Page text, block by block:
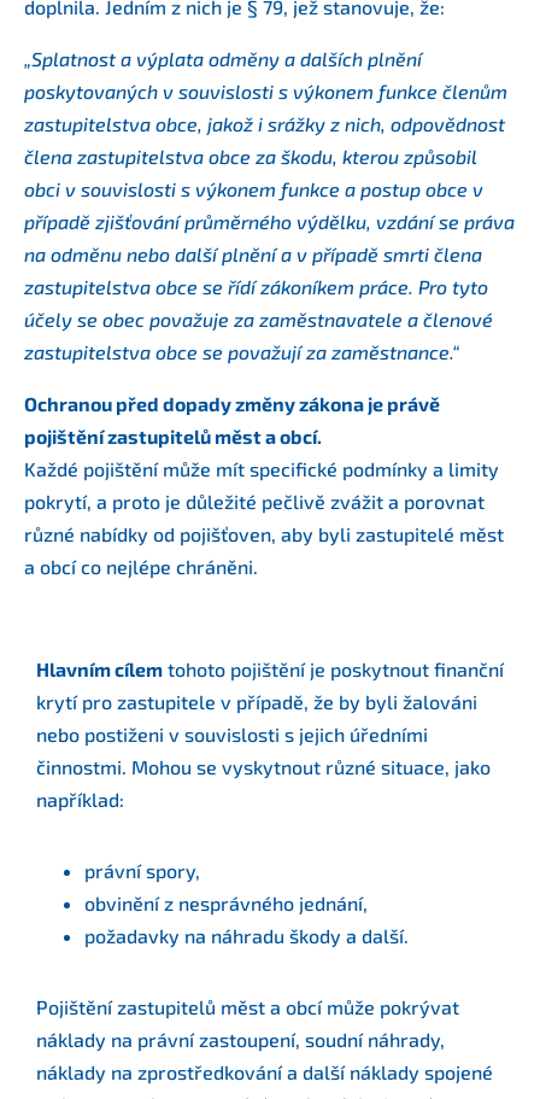
doplnila. Jedním z nich je § 79, jež stanovuje, že:
„Splatnost a výplata odměny a dalších plnění
poskytovaných v souvislosti s výkonem funkce členům
zastupitelstva obce, jakož i srážky z nich, odpovědnost
člena zastupitelstva obce za škodu, kterou způsobil
obci v souvislosti s výkonem funkce a postup obce v
případě zjišťování průměrného výdělku, vzdání se práva
na odměnu nebo další plnění a v případě smrti člena
zastupitelstva obce se řídí zákoníkem práce. Pro tyto
účely se obec považuje za zaměstnavatele a členové
zastupitelstva obce se považují za zaměstnance.“
Ochranou před dopady změny zákona je právě
pojištění zastupitelů měst a obcí.
Každé pojištění může mít specifické podmínky a limity
pokrytí, a proto je důležité pečlivě zvážit a porovnat
různé nabídky od pojišťoven, aby byli zastupitelé měst
a obcí co nejlépe chráněni.
Hlavním cílem tohoto pojištění je poskytnout finanční
krytí pro zastupitele v případě, že by byli žalováni
nebo postiženi v souvislosti s jejich úředními
činnostmi. Mohou se vyskytnout různé situace, jako
například:
právní spory,
obvinění z nesprávného jednání,
požadavky na náhradu škody a další.
Pojištění zastupitelů měst a obcí může pokrývat
náklady na právní zastoupení, soudní náhrady,
náklady na zprostředkování a další náklady spojené